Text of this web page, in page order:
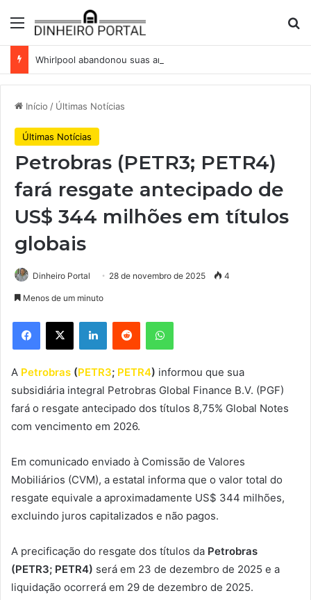
Menu
Início / Últimas Notícias
Últimas Notícias
Petrobras (PETR3; PETR4)
fará resgate antecipado de
US$ 344 milhões em títulos
globais
Dinheiro Portal 28 de novembro de 2025 4
Menos de um minuto
Facebook
X LinkedinReddit WhatsApp
A Petrobras (PETR3; PETR4) informou que sua
subsidiária integral Petrobras Global Finance B.V. (PGF)
fará o resgate antecipado dos títulos 8,75% Global Notes
com vencimento em 2026.
Em comunicado enviado à Comissão de Valores
Mobiliários (CVM), a estatal informa que o valor total do
resgate equivale a aproximadamente US$ 344 milhões,
excluindo juros capitalizados e não pagos.
A precificação do resgate dos títulos da Petrobras
(PETR3; PETR4) será em 23 de dezembro de 2025 e a
liquidação ocorrerá em 29 de dezembro de 2025.